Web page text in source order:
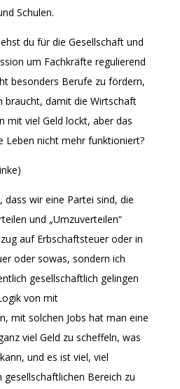
Schulen.
du für die Gesellschaft und
um Fachkräfte regulierend
besonders Berufe zu fördern,
braucht, damit die Wirtschaft
mit viel Geld lockt, aber das
Leben nicht mehr funktioniert?
dass wir eine Partei sind, die
und „Umzuverteilen“
auf Erbschaftsteuer oder in
oder sowas, sondern ich
gesellschaftlich gelingen
von mit
mit solchen Jobs hat man eine
viel Geld zu scheffeln, was
und es ist viel, viel
Bereich zu